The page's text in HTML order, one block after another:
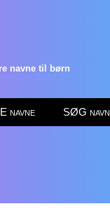
navne til børn
navne SØG navn